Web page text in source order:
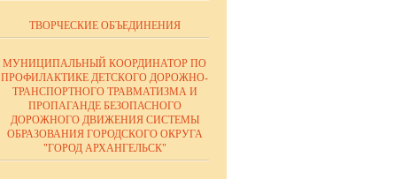
ТВОРЧЕСКИЕ ОБЪЕДИНЕНИЯ
МУНИЦИПАЛЬНЫЙ КООРДИНАТОР ПО
ПРОФИЛАКТИКЕ ДЕТСКОГО ДОРОЖНО-
ТРАНСПОРТНОГО ТРАВМАТИЗМА И
ПРОПАГАНДЕ БЕЗОПАСНОГО
ДОРОЖНОГО ДВИЖЕНИЯ СИСТЕМЫ
ОБРАЗОВАНИЯ ГОРОДСКОГО ОКРУГА
"ГОРОД АРХАНГЕЛЬСК"